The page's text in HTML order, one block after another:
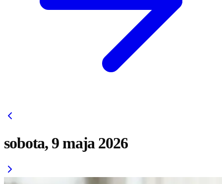
sobota, 9 maja 2026